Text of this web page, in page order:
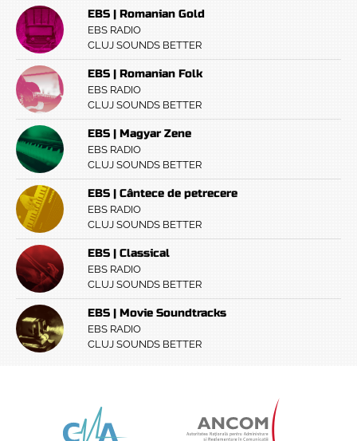
EBS | Romanian Gold
EBS RADIO
CLUJ SOUNDS BETTER
EBS | Romanian Folk
EBS RADIO
CLUJ SOUNDS BETTER
EBS | Magyar Zene
EBS RADIO
CLUJ SOUNDS BETTER
EBS | Cântece de petrecere
EBS RADIO
CLUJ SOUNDS BETTER
EBS | Classical
EBS RADIO
CLUJ SOUNDS BETTER
EBS | Movie Soundtracks
EBS RADIO
CLUJ SOUNDS BETTER